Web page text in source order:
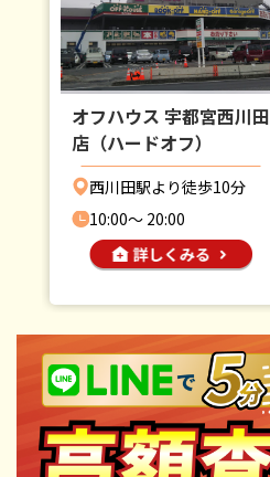
オフハウス 宇都宮西川田
店（ハードオフ）
西川田駅より徒歩10分
10:00〜 20:00